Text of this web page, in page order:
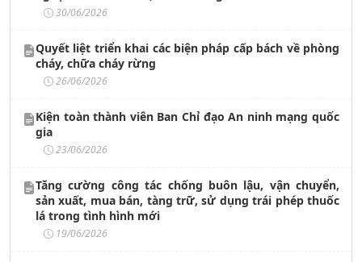
30/06/2026
Quyết liệt triển khai các biện pháp cấp bách về phòng
cháy, chữa cháy rừng
26/06/2026
Kiện toàn thành viên Ban Chỉ đạo An ninh mạng quốc
gia
23/06/2026
Tăng cường công tác chống buôn lậu, vận chuyển,
sản xuất, mua bán, tàng trữ, sử dụng trái phép thuốc
lá trong tình hình mới
19/06/2026